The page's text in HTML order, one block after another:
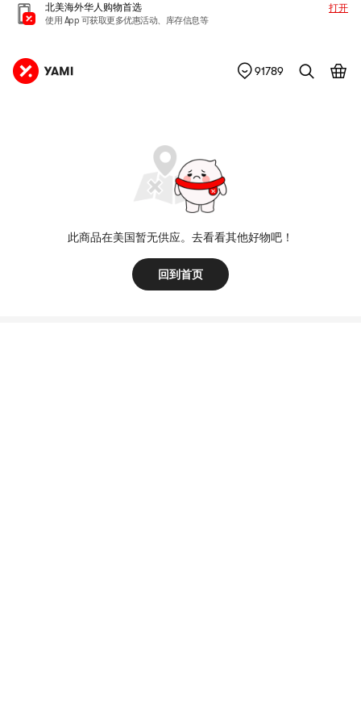
北美海外华人购物首选
使用 App 可获取更多优惠活动、库存信息等
打开
91789
此商品在美国暂无供应。去看看其他好物吧！
回到首页